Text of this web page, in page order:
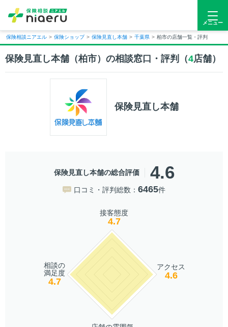
メニュー
保険相談ニアエル > 保険ショップ > 保険見直し本舗 > 千葉県 > 柏市の店舗一覧・評判
保険見直し本舗（柏市）の相談窓口・評判（4店舗）
保険見直し本舗
保険見直し本舗の総合評価 4.6
口コミ・評判総数：6465件
接客態度
4.7
アクセス
4.6
相談の
満足度
4.7